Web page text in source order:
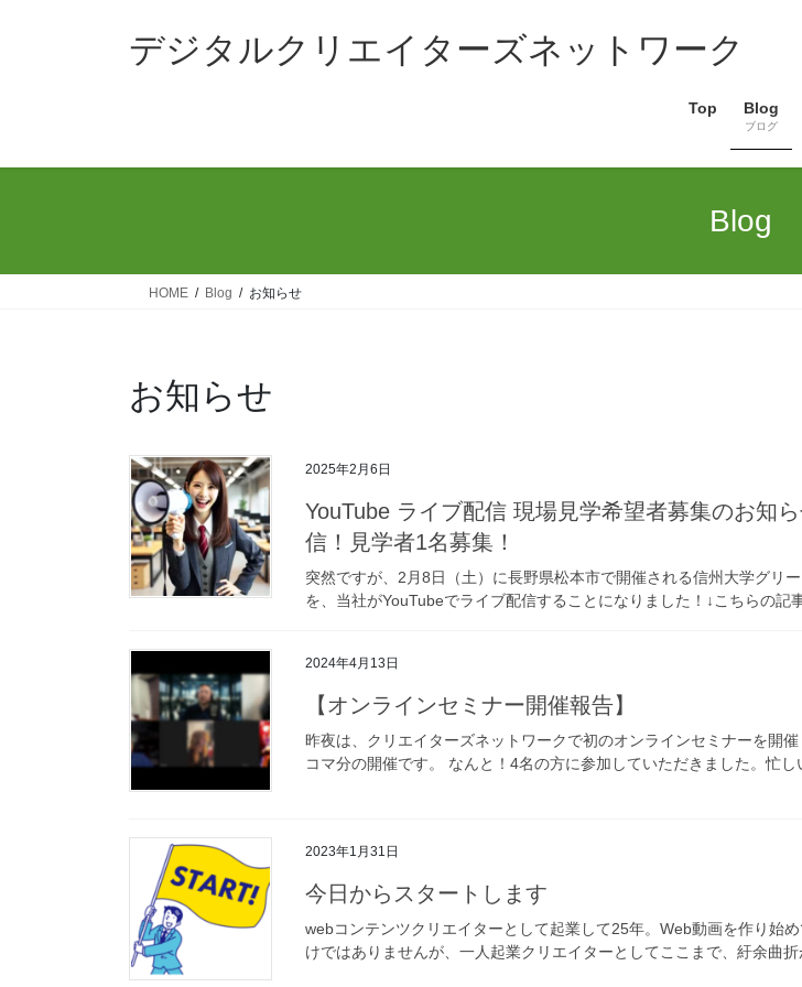
ス
ン
デジタルクリエイターズネットワーク
Top Blog
ブログ
Blog
HOME Blog お知らせ
お知らせ
2025年2月6日
YouTube ライブ配信 現場見学希望者募集のお知
信！見学者1名募集！
突然ですが、2月8日（土）に長野県松本市で開催される信州大学グリ
を、当社がYouTubeでライブ配信することになりました！↓こちらの
2024年4月13日
【オンラインセミナー開催報告】
昨夜は、クリエイターズネットワークで初のオンラインセミナーを開
コマ分の開催です。 なんと！4名の方に参加していただきました。忙
2023年1月31日
今日からスタートします
webコンテンツクリエイターとして起業して25年。Web動画を作り始
けではありませんが、一人起業クリエイターとしてここまで、紆余曲